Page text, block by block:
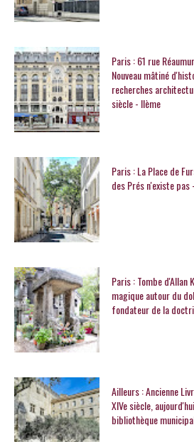
Paris : 61 rue
Nouveau mâtiné
recherches
siècle - IIème
Paris : La Place de
des Prés n'existe pas
Paris : Tombe d'Allan
magique autour du
fondateur de la
Ailleurs : Ancienne
XIVe siècle,
bibliothèque